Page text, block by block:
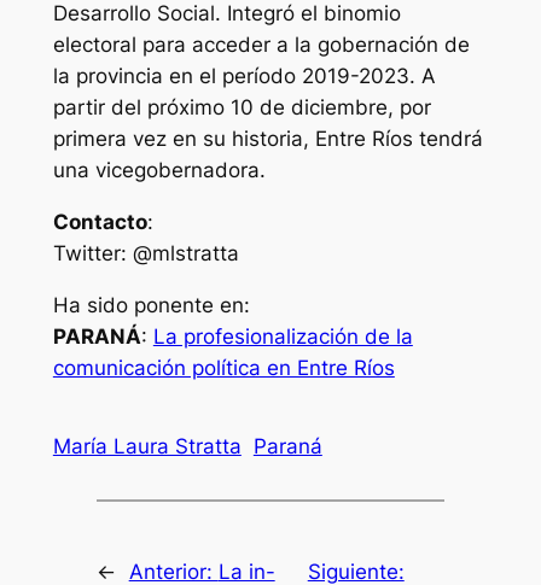
Desarrollo Social. Integró el binomio
electoral para acceder a la gobernación de
la provincia en el período 2019-2023. A
partir del próximo 10 de diciembre, por
primera vez en su historia, Entre Ríos tendrá
una vicegobernadora.
Contacto:
Twitter: @mlstratta
Ha sido ponente en:
PARANÁ: La profesionalización de la
comunicación política en Entre Ríos
María Laura Stratta Paraná
← Anterior: La in-
Siguiente: